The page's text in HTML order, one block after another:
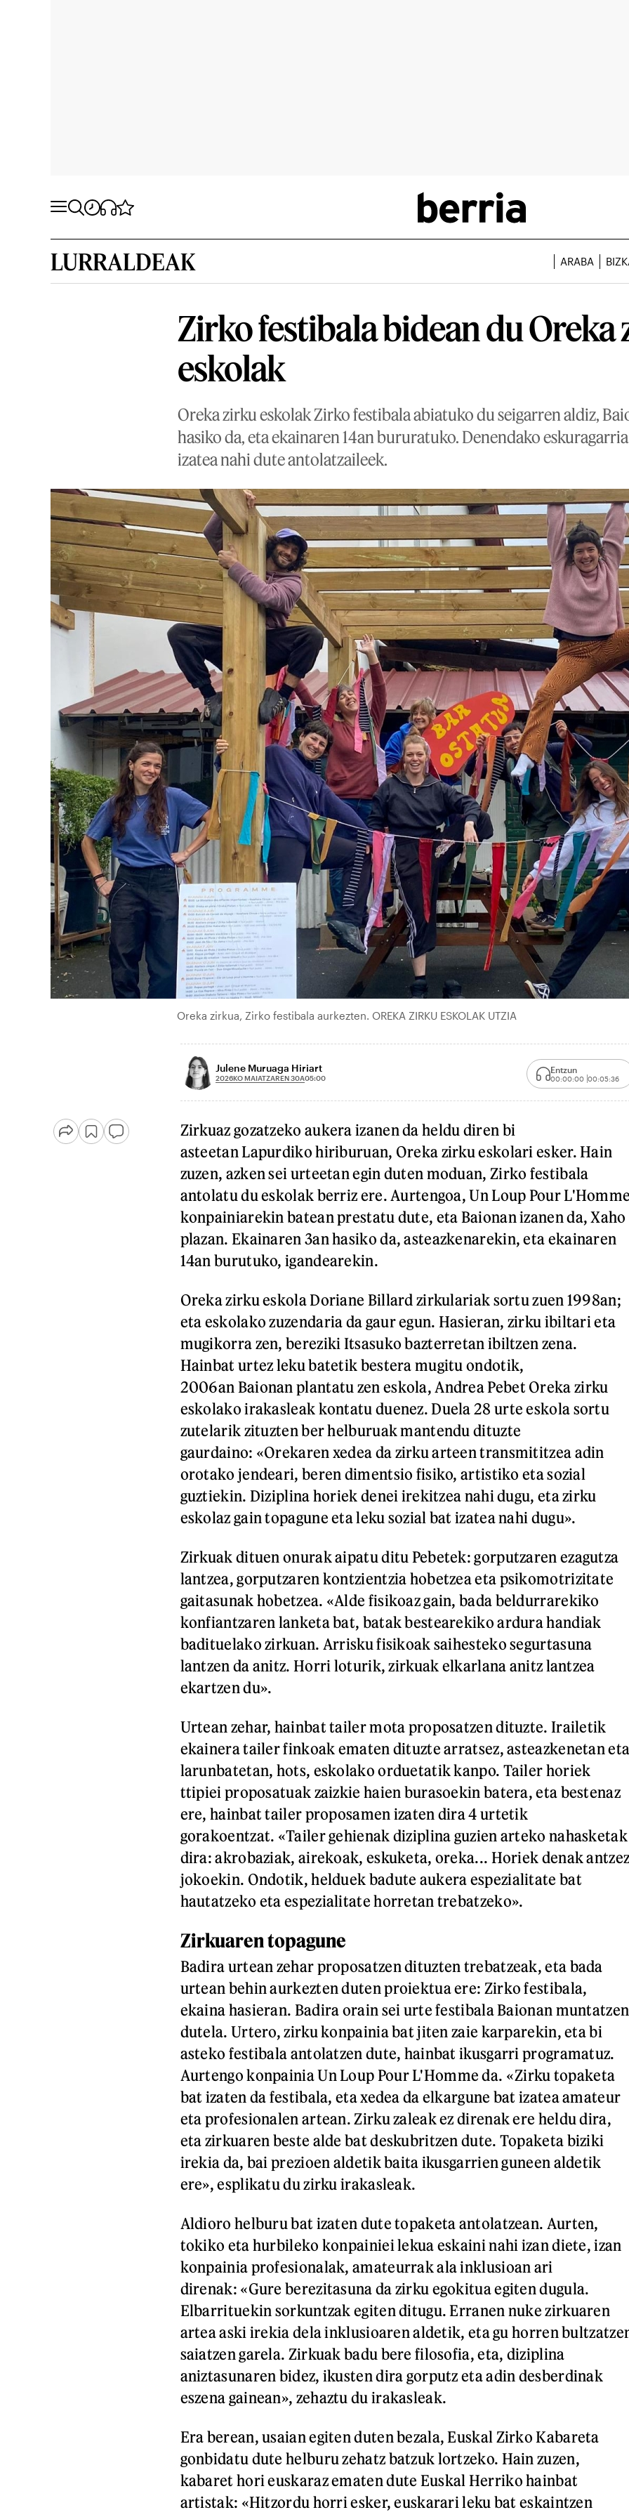
LURRALDEAK ARABA
Zirko festibala bidean du Oreka
eskolak
Oreka zirku eskolak Zirko festibala abiatuko du seigarren aldiz,
hasiko da, eta ekainaren 14an bururatuko. Denendako
izatea nahi dute antolatzaileek.
Oreka zirkua, Zirko festibala aurkezten. OREKA ZIRKU ESKOLAK UTZIA
Julene Muruaga Hiriart
2026KO MAIATZAREN 30A05:00
Entzun
00:00:00 00:05:36
Zirkuaz gozatzeko aukera izanen da heldu diren bi
asteetan Lapurdiko hiriburuan, Oreka zirku eskolari esker. Hain
zuzen, azken sei urteetan egin duten moduan, Zirko festibala
antolatu du eskolak berriz ere. Aurtengoa, Un Loup Pour
konpainiarekin batean prestatu dute, eta Baionan izanen da, Xaho
plazan. Ekainaren 3an hasiko da, asteazkenarekin, eta ekainaren
14an burutuko, igandearekin.
Oreka zirku eskola Doriane Billard zirkulariak sortu zuen 1998an;
eta eskolako zuzendaria da gaur egun. Hasieran, zirku ibiltari eta
mugikorra zen, bereziki Itsasuko bazterretan ibiltzen zena.
Hainbat urtez leku batetik bestera mugitu ondotik,
2006an Baionan plantatu zen eskola, Andrea Pebet Oreka zirku
eskolako irakasleak kontatu duenez. Duela 28 urte eskola sortu
zutelarik zituzten ber helburuak mantendu dituzte
gaurdaino: «Orekaren xedea da zirku arteen transmititzea adin
orotako jendeari, beren dimentsio fisiko, artistiko eta sozial
guztiekin. Diziplina horiek denei irekitzea nahi dugu, eta zirku
eskolaz gain topagune eta leku sozial bat izatea nahi dugu».
Zirkuak dituen onurak aipatu ditu Pebetek: gorputzaren ezagutza
lantzea, gorputzaren kontzientzia hobetzea eta psikomotrizitate
gaitasunak hobetzea. «Alde fisikoaz gain, bada beldurrarekiko
konfiantzaren lanketa bat, batak bestearekiko ardura handiak
badituelako zirkuan. Arrisku fisikoak saihesteko segurtasuna
lantzen da anitz. Horri loturik, zirkuak elkarlana anitz lantzea
ekartzen du».
Urtean zehar, hainbat tailer mota proposatzen dituzte. Irailetik
ekainera tailer finkoak ematen dituzte arratsez, asteazkenetan
larunbatetan, hots, eskolako orduetatik kanpo. Tailer horiek
ttipiei proposatuak zaizkie haien burasoekin batera, eta bestenaz
ere, hainbat tailer proposamen izaten dira 4 urtetik
gorakoentzat. «Tailer gehienak diziplina guzien arteko nahasketak
dira: akrobaziak, airekoak, eskuketa, oreka... Horiek denak
jokoekin. Ondotik, helduek badute aukera espezialitate bat
hautatzeko eta espezialitate horretan trebatzeko».
Zirkuaren topagune
Badira urtean zehar proposatzen dituzten trebatzeak, eta bada
urtean behin aurkezten duten proiektua ere: Zirko festibala,
ekaina hasieran. Badira orain sei urte festibala Baionan muntatzen
dutela. Urtero, zirku konpainia bat jiten zaie karparekin, eta bi
asteko festibala antolatzen dute, hainbat ikusgarri programatuz.
Aurtengo konpainia Un Loup Pour L'Homme da. «Zirku topaketa
bat izaten da festibala, eta xedea da elkargune bat izatea amateur
eta profesionalen artean. Zirku zaleak ez direnak ere heldu dira,
eta zirkuaren beste alde bat deskubritzen dute. Topaketa biziki
irekia da, bai prezioen aldetik baita ikusgarrien guneen aldetik
ere», esplikatu du zirku irakasleak.
Aldioro helburu bat izaten dute topaketa antolatzean. Aurten,
tokiko eta hurbileko konpainiei lekua eskaini nahi izan diete, izan
konpainia profesionalak, amateurrak ala inklusioan ari
direnak: «Gure berezitasuna da zirku egokitua egiten dugula.
Elbarrituekin sorkuntzak egiten ditugu. Erranen nuke zirkuaren
artea aski irekia dela inklusioaren aldetik, eta gu horren
saiatzen garela. Zirkuak badu bere filosofia, eta, diziplina
aniztasunaren bidez, ikusten dira gorputz eta adin desberdinak
eszena gainean», zehaztu du irakasleak.
Era berean, usaian egiten duten bezala, Euskal Zirko Kabareta
gonbidatu dute helburu zehatz batzuk lortzeko. Hain zuzen,
kabaret hori euskaraz ematen dute Euskal Herriko hainbat
artistak: «Hitzordu horri esker, euskarari leku bat eskaintzen